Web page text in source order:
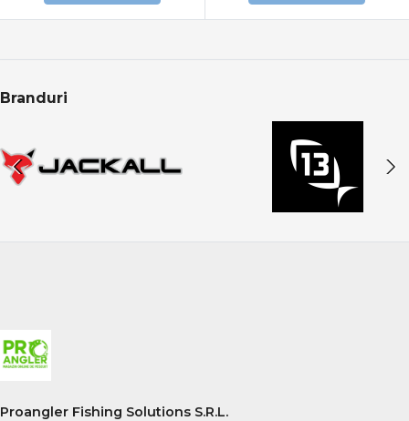
Branduri
Proangler Fishing Solutions S.R.L.